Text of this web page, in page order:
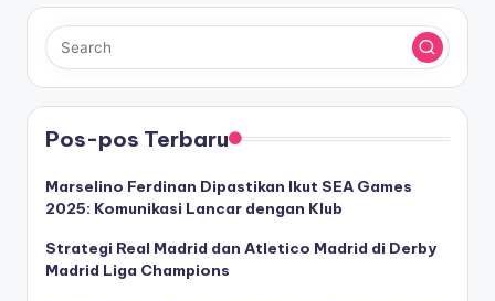
Pos-pos Terbaru
Marselino Ferdinan Dipastikan Ikut SEA Games
2025: Komunikasi Lancar dengan Klub
Strategi Real Madrid dan Atletico Madrid di Derby
Madrid Liga Champions